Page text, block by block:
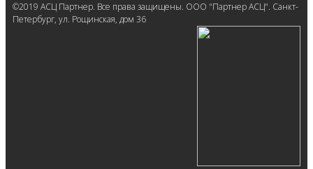
©2019 АСЦ Партнер. Все права защищены. ООО "Партнер АСЦ". Санкт-
Петербург, ул. Рощинская, дом 36